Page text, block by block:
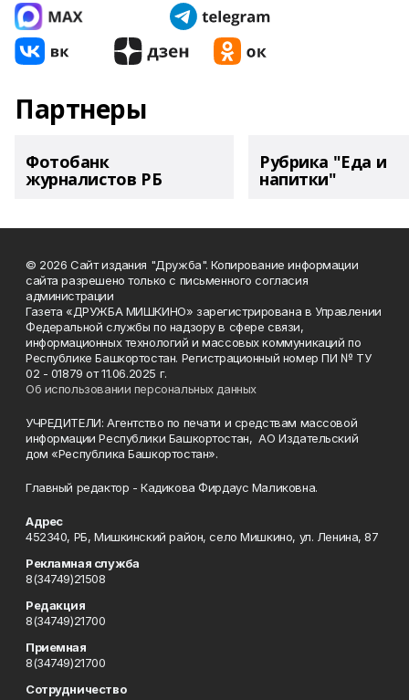
Партнеры
Фотобанк
журналистов РБ
Рубрика "Еда и
напитки"
© 2026 Сайт издания "Дружба". Копирование информации
сайта разрешено только с письменного согласия
администрации
Газета «ДРУЖБА МИШКИНО» зарегистрирована в Управлении
Федеральной службы по надзору в сфере связи,
информационных технологий и массовых коммуникаций по
Республике Башкортостан. Регистрационный номер ПИ № ТУ
02 - 01879 от 11.06.2025 г.
Об использовании персональных данных
УЧРЕДИТЕЛИ: Агентство по печати и средствам массовой
информации Республики Башкортостан, АО Издательский
дом «Республика Башкортостан».
Главный редактор - Кадикова Фирдаус Маликовна.
Адрес
452340, РБ, Мишкинский район, село Мишкино, ул. Ленина, 87
Рекламная служба
8(34749)21508
Редакция
8(34749)21700
Приемная
8(34749)21700
Сотрудничество